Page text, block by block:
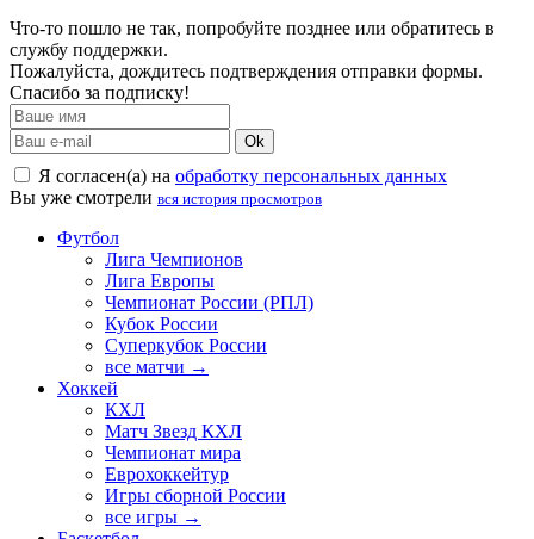
Что-то пошло не так, попробуйте позднее или обратитесь в
службу поддержки.
Пожалуйста, дождитесь подтверждения отправки формы.
Спасибо за подписку!
Ok
Я согласен(а) на обработку персональных данных
Вы уже смотрели вся история просмотров
Футбол
Лига Чемпионов
Лига Европы
Чемпионат России (РПЛ)
Кубок России
Суперкубок России
все матчи →
Хоккей
КХЛ
Матч Звезд КХЛ
Чемпионат мира
Еврохоккейтур
Игры сборной России
все игры →